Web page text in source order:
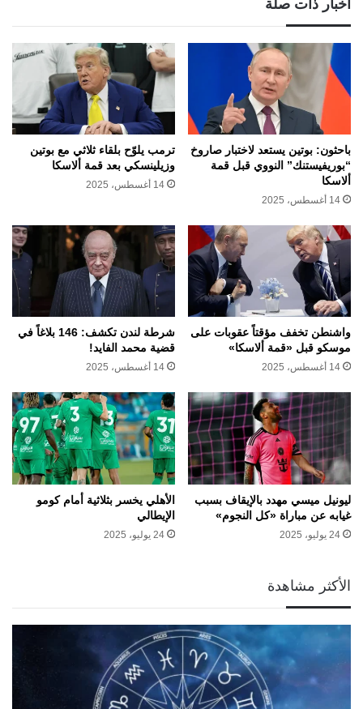
أخبار ذات صلة
باحثون: بوتين يستعد لاختبار صاروخ
“بوريفيستنك” النووي قبل قمة
ألاسكا
14 أغسطس، 2025
ترمب يلوّح بلقاء ثلاثي مع بوتين
وزيلينسكي بعد قمة ألاسكا
14 أغسطس، 2025
واشنطن تخفف مؤقتاً عقوبات على
موسكو قبل «قمة ألاسكا»
14 أغسطس، 2025
شرطة لندن تكشف: 146 بلاغاً في
قضية محمد الفايد!
14 أغسطس، 2025
ليونيل ميسي مهدد بالإيقاف بسبب
غيابه عن مباراة «كل النجوم»
24 يوليو، 2025
الأهلي يخسر بثلاثية أمام كومو
الإيطالي
24 يوليو، 2025
الأكثر مشاهدة